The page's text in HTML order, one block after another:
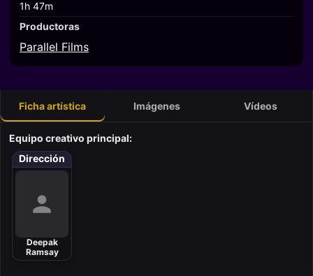
1h 47m
Productoras
Parallel Films
Ficha artística Imágenes Vídeos
Equipo creativo principal:
Dirección
Deepak
Ramsay